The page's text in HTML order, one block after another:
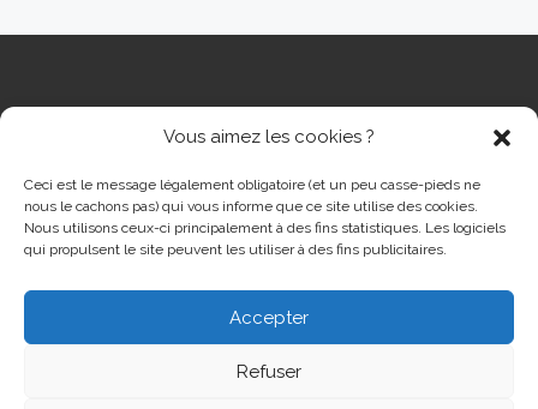
Vous aimez les cookies ?
Ceci est le message légalement obligatoire (et un peu casse-pieds ne
nous le cachons pas) qui vous informe que ce site utilise des cookies.
Nous utilisons ceux-ci principalement à des fins statistiques. Les logiciels
qui propulsent le site peuvent les utiliser à des fins publicitaires.
Accepter
Refuser
Cinéma Grand Ecran Serémange-Erzange
droits réservés
– Réalisé avec the